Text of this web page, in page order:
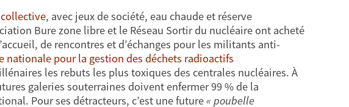
, avec jeux de société, eau chaude et réserve
Bure zone libre et le Réseau Sortir du nucléaire ont acheté
de rencontres et d’échanges pour les militants anti-
nationale pour la gestion des déchets radioactifs
les rebuts les plus toxiques des centrales nucléaires. À
galeries souterraines doivent enfermer 99 % de la
Pour ses détracteurs, c’est une future« poubelle